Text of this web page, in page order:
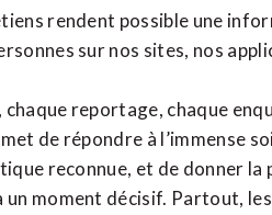
rendent possible une
sur nos sites, nos
chaque reportage, chaque
de répondre à l’immense
reconnue, et de donner la
un moment décisif. Partout,